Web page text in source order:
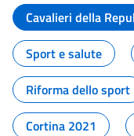
Cavalieri della
Sport e salute
Riforma dello sport
Cortina 2021